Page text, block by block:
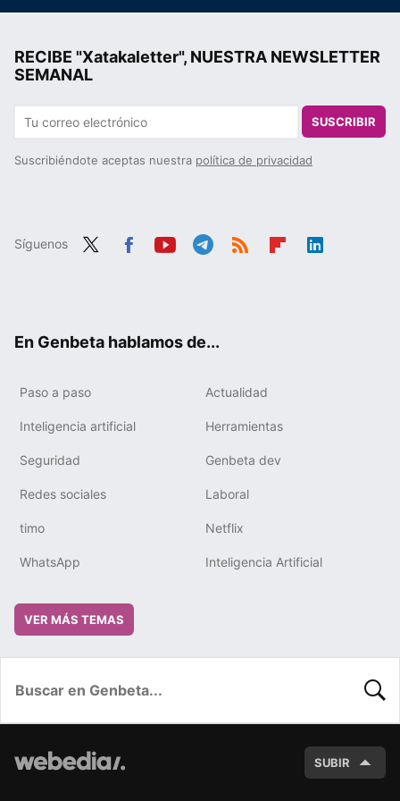
RECIBE "Xatakaletter", NUESTRA NEWSLETTER
SEMANAL
SUSCRIBIR
Suscribiéndote aceptas nuestra política de privacidad
Síguenos
En Genbeta hablamos de...
Paso a paso Actualidad
Inteligencia artificial Herramientas
Seguridad Genbeta dev
Redes sociales Laboral
timo Netflix
WhatsApp Inteligencia Artificial
VER MÁS TEMAS
SUBIR